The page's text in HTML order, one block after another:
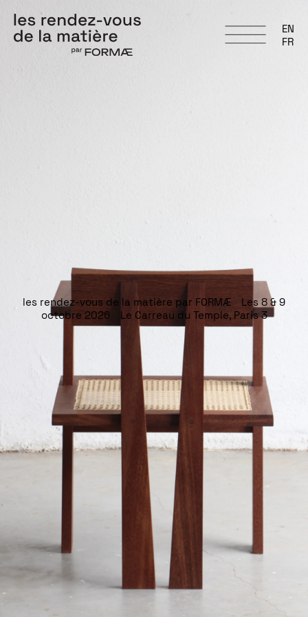
EN
FR
les rendez-vous de la matière par FORMÆ Les 8 & 9
octobre 2026 Le Carreau du Temple, Paris 3